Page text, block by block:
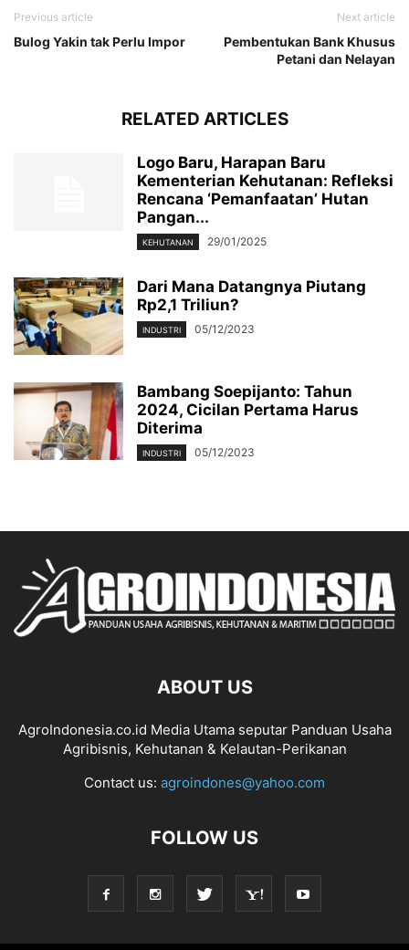
Previous article
Bulog Yakin tak Perlu Impor
Next article
Pembentukan Bank Khusus
Petani dan Nelayan
RELATED ARTICLES
Logo Baru, Harapan Baru
Kementerian Kehutanan: Refleksi
Rencana ‘Pemanfaatan’ Hutan
Pangan...
KEHUTANAN 29/01/2025
Dari Mana Datangnya Piutang
Rp2,1 Triliun?
INDUSTRI 05/12/2023
Bambang Soepijanto: Tahun
2024, Cicilan Pertama Harus
Diterima
INDUSTRI 05/12/2023
ABOUT US
AgroIndonesia.co.id Media Utama seputar Panduan Usaha
Agribisnis, Kehutanan & Kelautan-Perikanan
Contact us: agroindones@yahoo.com
FOLLOW US